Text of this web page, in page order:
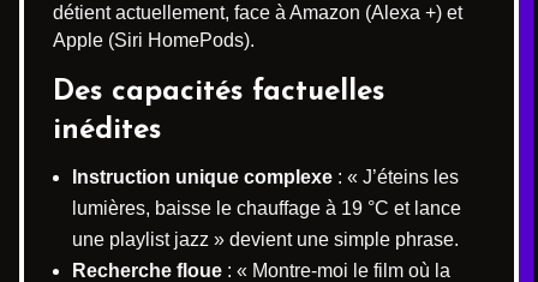
détient actuellement, face à Amazon (Alexa +) et
Apple (Siri HomePods).
Des capacités factuelles
inédites
Instruction unique complexe : « J’éteins les
lumières, baisse le chauffage à 19 °C et lance
une playlist jazz » devient une simple phrase.
Recherche floue : « Montre-moi le film où la